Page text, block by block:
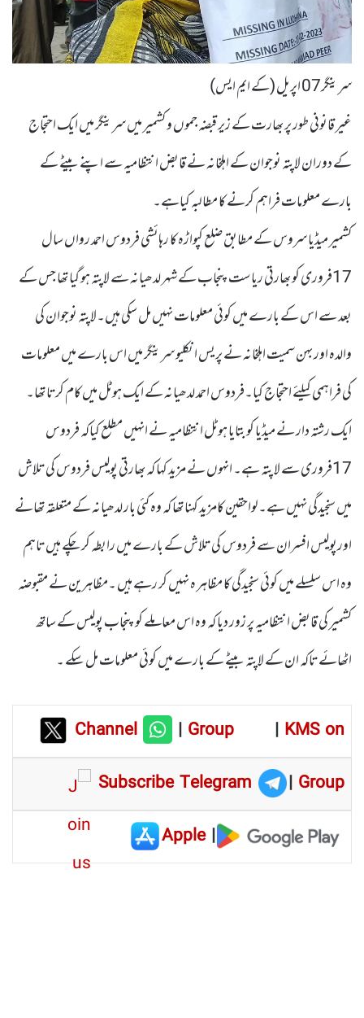
سرینگر07 اپریل (کے ایم ایس)
غیر قانونی طور پر بھارت کے زیر قبضہ جموں و کشمیر میں سرینگر میں ایک احتجاج
کے دوران لاپتہ نوجوان کے اہلخانہ نے قابض انتظامیہ سے اپنے بیٹے کے
بارے معلومات فراہم کرنے کا مطالبہ کیاہے۔
کشمیر میڈیا سروس کے مطابق ضلع کپواڑہ کا رہائشی فردوس احمد رواں سال
17فروری کو بھارتی ریاست پنجاب کے شہر لدھیانہ سے لاپتہ ہو گیا تھا جس کے
بعد سے اس کے بارے میں کوئی معلومات نہیں مل سکی ہیں۔لاپتہ نوجوان کی
والدہ اور بہن سمیت اہلخانہ نے پریس انکلیو سرینگر میں اس بارے میں معلومات
کی فراہمی کیلئے احتجاج کیا۔فردوس احمد لدھیانہ کے ایک ہوٹل میں کام کرتا تھا۔
ایک رشتہ دار نے میڈیا کو بتایا ہوٹل انتظامیہ نے انہیں مطلع کیاکہ فردوس
17فروری سے لا پتہ ہے۔ انہوں نے مزید کہا کہ بھارتی پولیس فردوس کی تلاش
میں سنجیدگی نہیں ہے۔لواحقین کامزید کہنا تھا کہ وہ کئی بار لدھیانہ کے متعلقہ تھانے
اورپولیس افسران سے فردوس کی تلاش کے بارے میں رابطہ کر چکے ہیں تاہم
وہ اس سلسلے میں کوئی سنجیدگی کا مظاہر ہ نہیں کر رہے ہیں ۔مظاہرین نے مقبوضہ
کشمیر کی قابض انتظامیہ پر زور دیا کہ وہ اس معاملے کو پنجاب پولیس کے ساتھ
اٹھائے تاکہ ان کے لاپتہ بیٹے کے بارے میں کوئی معلومات مل سکے ۔
Channel |Group | KMS on
Subscribe Telegram
| Group
|
Apple